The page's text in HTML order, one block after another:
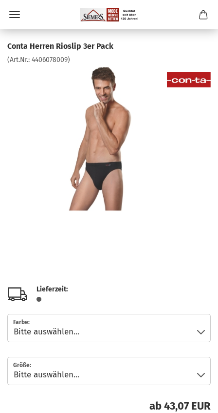
Conta Herren Rioslip 3er Pack
(Art.Nr.: 4406078009)
Lieferzeit:
Farbe:
Größe:
ab 43,07 EUR